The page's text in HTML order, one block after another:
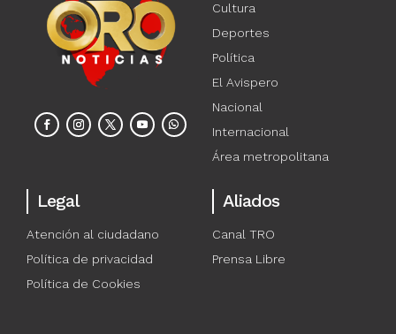
Cultura
Deportes
Política
El Avispero
Nacional
Internacional
Área metropolitana
Legal
Atención al ciudadano
Política de privacidad
Política de Cookies
Aliados
Canal TRO
Prensa Libre